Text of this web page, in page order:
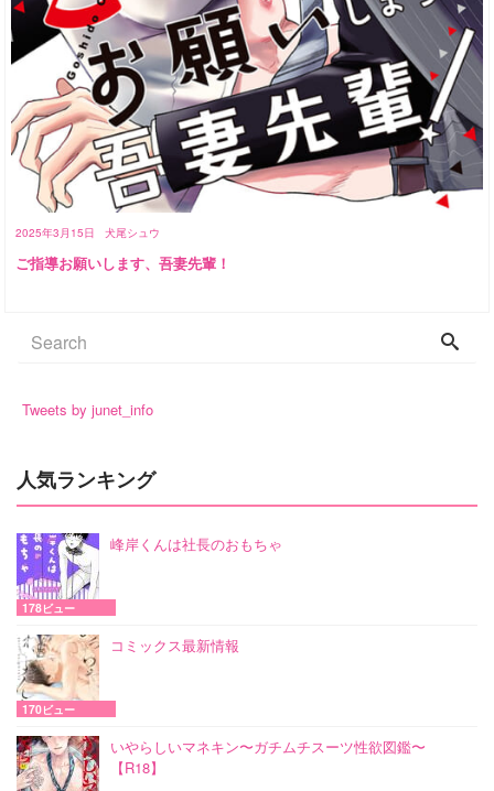
2025年3月15日 犬尾シュウ
ご指導お願いします、吾妻先輩！
Tweets by junet_info
人気ランキング
峰岸くんは社長のおもちゃ
178ビュー
コミックス最新情報
170ビュー
いやらしいマネキン〜ガチムチスーツ性欲図鑑〜
【R18】